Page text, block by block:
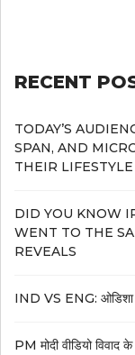
RECENT
TODAY’S
SPAN, AND
THEIR
DID YOU KNOW
WENT TO THE
REVEALS
IND VS ENG: ओडिशा
PM मोदी वीडियो विवाद